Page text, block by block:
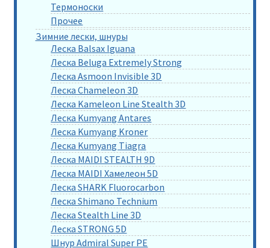
Термоноски
Прочее
Зимние лески, шнуры
Леска Balsax Iguana
Леска Beluga Extremely Strong
Леска Asmoon Invisible 3D
Леска Chameleon 3D
Леска Kameleon Line Stealth 3D
Леска Kumyang Antares
Леска Kumyang Kroner
Леска Kumyang Tiagra
Леска MAIDI STEALTH 9D
Леска MAIDI Хамелеон 5D
Леска SHARK Fluorocarbon
Леска Shimano Technium
Леска Stealth Line 3D
Леска STRONG 5D
Шнур Admiral Super PE